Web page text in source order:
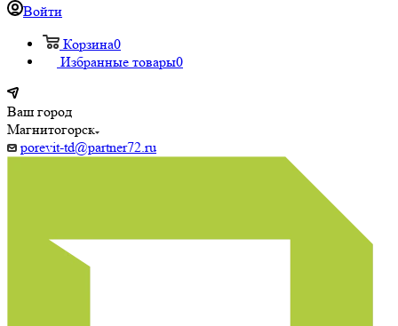
Войти
Корзина0
Избранные товары0
Ваш город
Магнитогорск
porevit-td@partner72.ru